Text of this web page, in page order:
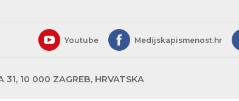
Youtube Medijskapismenost.hr
31, 10 000 ZAGREB, HRVATSKA